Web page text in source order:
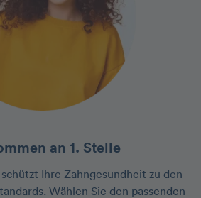
an 1. Stelle
Ihre Zahngesundheit zu den
Wählen Sie den passenden